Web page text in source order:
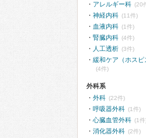
アレルギー科 (20
神経内科 (11件)
血液内科 (1件)
腎臓内科 (4件)
人工透析 (3件)
緩和ケア（ホスピ
(4件)
外科系
外科 (22件)
呼吸器外科 (1件)
心臓血管外科 (1件
消化器外科 (2件)